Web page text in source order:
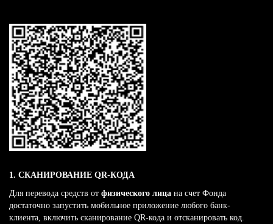
1. СКАНИРОВАНИЕ QR-КОДА
Для перевода средств от физического лица на счет Фонда
достаточно запустить мобильное приложение любого банк-
клиента, включить сканирование QR-кода и отсканировать код.